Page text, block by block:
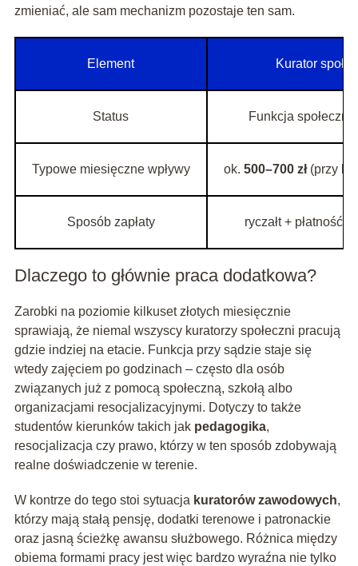
zmieniać, ale sam mechanizm pozostaje ten sam.
Element Kurator
Status Funkcja
Typowe miesięczne wpływy ok. 500–700 zł(przy
Sposób zapłaty ryczałt + płatność
Dlaczego to głównie praca dodatkowa?
Zarobki na poziomie kilkuset złotych miesięcznie
sprawiają, że niemal wszyscy kuratorzy społeczni pracują
gdzie indziej na etacie. Funkcja przy sądzie staje się
wtedy zajęciem po godzinach – często dla osób
związanych już z pomocą społeczną, szkołą albo
organizacjami resocjalizacyjnymi. Dotyczy to także
studentów kierunków takich jak pedagogika,
resocjalizacja czy prawo, którzy w ten sposób zdobywają
realne doświadczenie w terenie.
W kontrze do tego stoi sytuacja kuratorów zawodowych,
którzy mają stałą pensję, dodatki terenowe i patronackie
oraz jasną ścieżkę awansu służbowego. Różnica między
obiema formami pracy jest więc bardzo wyraźna nie tylko